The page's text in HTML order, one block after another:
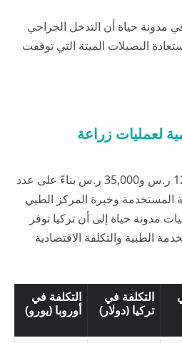
مدونة حياة أن التدخل الجراحي
البصيلات الميتة التي توقفت
لعمليات زراعة
تتراوح التكلفة ما بين 12,000 ر.س و35,000 ر.س بناءً على عدد
المستخدمة وخبرة المركز الطبي
مدونة حياة إلى أن تركيا توفر
الطبية والتكلفة الاقتصادية
التكلفة في
تركيا (دولار)
التكلفة في
أوروبا (يورو)